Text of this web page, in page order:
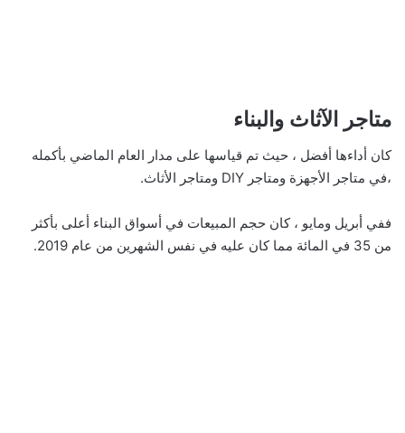
متاجر الآثاث والبناء
كان أداءها أفضل ، حيث تم قياسها على مدار العام الماضي بأكمله
،في متاجر الأجهزة ومتاجر DIY ومتاجر الأثاث.
ففي أبريل ومايو ، كان حجم المبيعات في أسواق البناء أعلى بأكثر
من 35 في المائة مما كان عليه في نفس الشهرين من عام 2019.